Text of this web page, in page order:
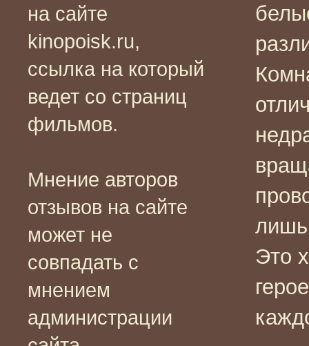
на сайте
kinopoisk.ru,
ссылка на который
ведет со страниц
фильмов.
Мнение авторов
отзывов на сайте
может не
совпадать с
мнением
администрации
лишь
Это